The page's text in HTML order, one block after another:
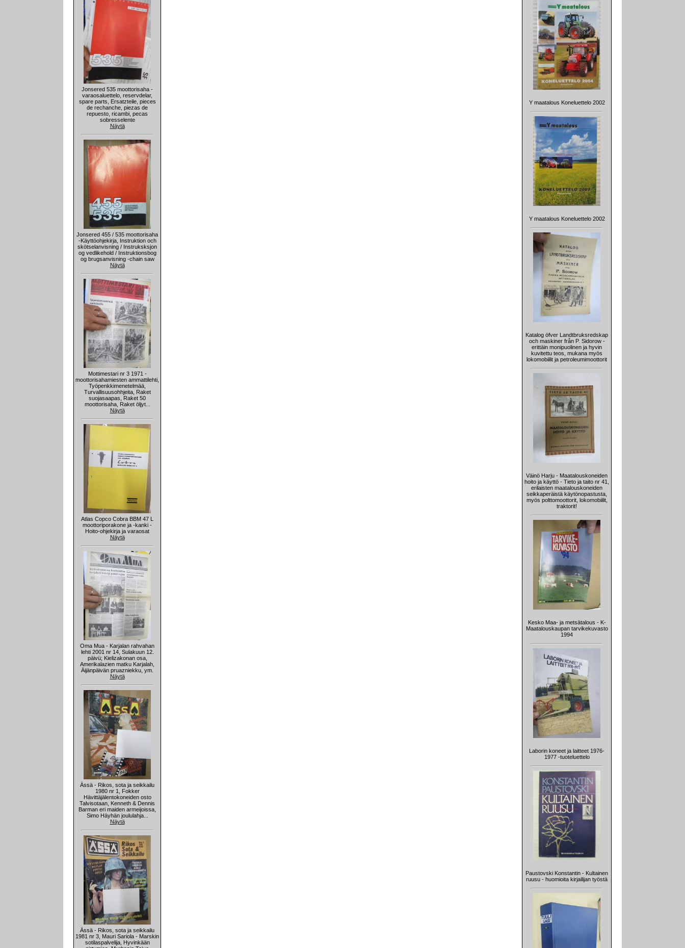
Jonsered 535 moottorisaha -
varaosaluettelo, reservdelar,
spare parts, Ersatzteile, pieces
de rechanche, piezas de
repuesto, ricambi, pecas
sobresselente
Näytä
Jonsered 455 / 535 moottorisaha
-Käyttöohjekirja, Instruktion och
skötselanvisning / Instruksksjon
og vedlikehold / Instruktionsbog
og brugsanvisning -chain saw
Näytä
Mottimestari nr 3 1971 -
moottorisahamiesten ammattilehti,
Työpenkkimenetelmää,
Turvallisuusohhjeita, Raket
suojasaapas, Raket 50
moottorisaha, Raket öljyt...
Näytä
Atlas Copco Cobra BBM 47 L
moottoriporakone ja -kanki -
Hoito-ohjekirja ja varaosat
Näytä
Oma Mua - Karjalan rahvahan
lehti 2001 nr 14, Sulakuun 12.
päivü; Kielizakonan osa,
Amerikalazien matku Karjalah,
Äijänpäivän pruazniekku, ym.
Näytä
Ässä - Rikos, sota ja seikkailu
1980 nr 1, Fokker
Hävittäjälentokoneiden osto
Talvisotaan, Kenneth & Dennis
Barman eri maiden armeijoissa,
Simo Häyhän joululahja...
Näytä
Ässä - Rikos, sota ja seikkailu
1981 nr 3, Mauri Sariola - Marskin
sotilaspalvelija, Hyvinkään
Y maatalous Koneluettelo 2002
Y maatalous Koneluettelo 2002
Katalog öfver Landtbruksredskap
och maskiner från P. Sidorow -
erittäin monipuolinen ja hyvin
kuvitettu teos, mukana myös
lokomobiilit ja petroleumimoottorit
Väinö Harju - Maatalouskoneiden
hoito ja käyttö - Tieto ja taito nr 41,
erilaisten maatalouskoneiden
seikkaperäistä käytönopastusta,
myös polttomoottorit, lokomobiilit,
traktorit!
Kesko Maa- ja metsätalous - K-
Maatalouskaupan tarvikekuvasto
1994
Laborin koneet ja laitteet 1976-
1977 -tuoteluettelo
Paustovski Konstantin - Kultainen
ruusu - huomioita kirjailijan työstä